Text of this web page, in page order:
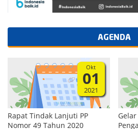
AGENDA
Okt
01
2021
Rapat Tindak Lanjuti PP
Nomor 49 Tahun 2020